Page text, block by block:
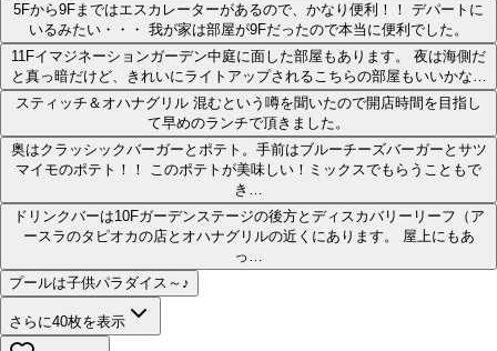
5Fから9Fまではエスカレーターがあるので、かなり便利！！ デパートに
いるみたい・・・ 我が家は部屋が9Fだったので本当に便利でした。
11Fイマジネーションガーデン中庭に面した部屋もあります。 夜は海側だ
と真っ暗だけど、きれいにライトアップされるこちらの部屋もいいかな…
スティッチ＆オハナグリル 混むという噂を聞いたので開店時間を目指し
て早めのランチで頂きました。
奥はクラッシックバーガーとポテト。手前はブルーチーズバーガーとサツ
マイモのポテト！！ このポテトが美味しい！ミックスでもらうこともで
き…
ドリンクバーは10Fガーデンステージの後方とディスカバリーリーフ（ア
ースラのタピオカの店とオハナグリルの近くにあります。 屋上にもあ
っ…
プールは子供パラダイス～♪
さらに40枚を表示